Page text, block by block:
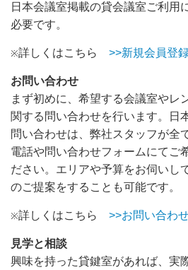
日本会議室掲載の貸会議室ご利用
必要です。
※詳しくはこちら >>新規会員登
お問い合わせ
まず初めに、希望する会議室やレ
関する問い合わせを行います。日
問い合わせは、弊社スタッフが全
電話や問い合わせフォームにてご
ださい。エリアや予算をお伺いし
のご提案をすることも可能です。
※詳しくはこちら >>お問い合わ
見学と相談
興味を持った貸鍵室があれば、実